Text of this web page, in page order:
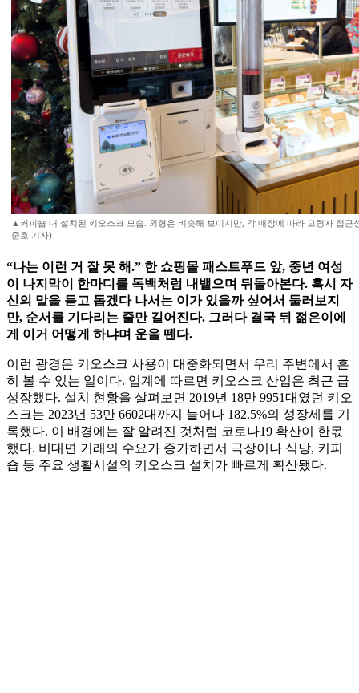
▲커피숍 내 설치된 키오스크 모습. 외형은 비슷해 보이지만, 각 매장에 따라 고령자 접근
준호 기자)
“나는 이런 거 잘 못 해.” 한 쇼핑몰 패스트푸드 앞, 중년 여성
이 나지막이 한마디를 독백처럼 내뱉으며 뒤돌아본다. 혹시 자
신의 말을 듣고 돕겠다 나서는 이가 있을까 싶어서 둘러보지
만, 순서를 기다리는 줄만 길어진다. 그러다 결국 뒤 젊은이에
게 이거 어떻게 하냐며 운을 뗀다.
이런 광경은 키오스크 사용이 대중화되면서 우리 주변에서 흔
히 볼 수 있는 일이다. 업계에 따르면 키오스크 산업은 최근 급
성장했다. 설치 현황을 살펴보면 2019년 18만 9951대였던 키오
스크는 2023년 53만 6602대까지 늘어나 182.5%의 성장세를 기
록했다. 이 배경에는 잘 알려진 것처럼 코로나19 확산이 한몫
했다. 비대면 거래의 수요가 증가하면서 극장이나 식당, 커피
숍 등 주요 생활시설의 키오스크 설치가 빠르게 확산됐다.